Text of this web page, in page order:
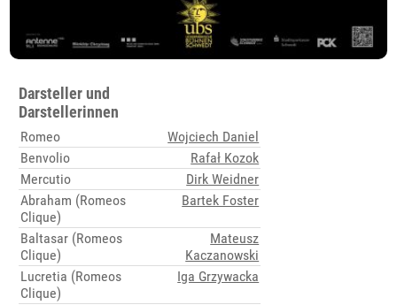
Darsteller und
Darstellerinnen
Romeo
Wojciech Daniel
Benvolio
Rafał Kozok
Mercutio
Dirk Weidner
Abraham (Romeos
Clique)
Bartek Foster
Baltasar (Romeos
Clique)
Mateusz
Kaczanowski
Lucretia (Romeos
Clique)
Iga Grzywacka